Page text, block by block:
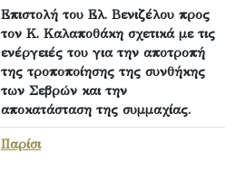
Επιστολή του Ελ. Βενιζέλου προς
τον Κ. Καλαποθάκη σχετικά με τις
ενέργειές του για την αποτροπή
της τροποποίησης της συνθήκης
των Σεβρών και την
αποκατάσταση της συμμαχίας.
Παρίσι